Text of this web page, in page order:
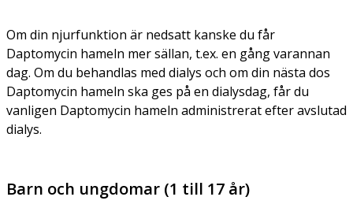
Om din njurfunktion är nedsatt kanske du får
Daptomycin hameln mer sällan, t.ex. en gång varannan
dag. Om du behandlas med dialys och om din nästa dos
Daptomycin hameln ska ges på en dialysdag, får du
vanligen Daptomycin hameln administrerat efter avslutad
dialys.
Barn och ungdomar (1 till 17 år)